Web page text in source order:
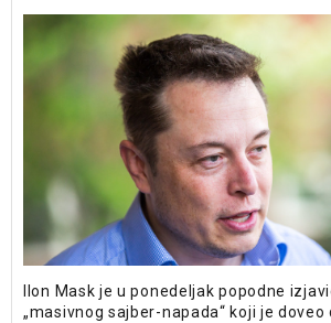
Ilon Mask je u ponedeljak popodne
„masivnog sajber-napada“ koji je